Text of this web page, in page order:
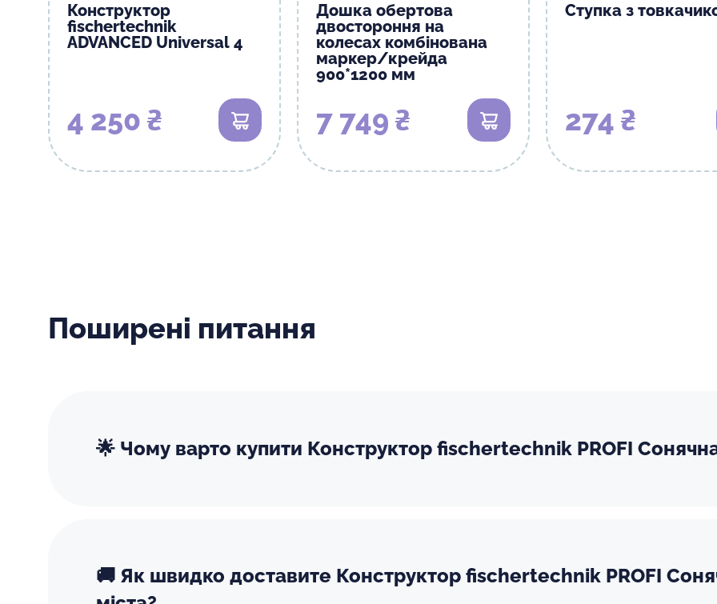
Конструктор
fisсhertechnik
ADVANCED Universal 4
4 250 ₴ В кошик
Дошка обертова
двостороння на
колесах комбінована
маркер/крейда
900*1200 мм
7 749 ₴ В кошик
Ступка з
274 ₴
Поширені питання
🌟 Чому варто купити Конструктор fisсhertechnik PROFI Сонячна
🚚 Як швидко доставите Конструктор fisсhertechnik PROFI